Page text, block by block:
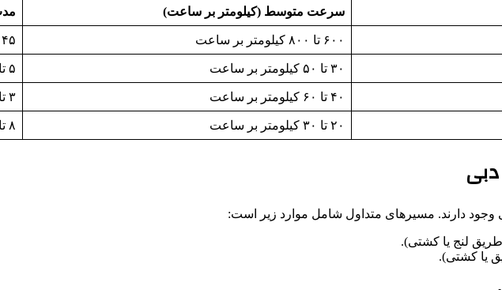
سرعت متوسط (کیلومتر بر ساعت)
۶۰۰ تا ۸۰۰ کیلومتر بر ساعت ۴۵ دقیقه تا ۱ ساعت.
۳۰ تا ۵۰ کیلومتر بر ساعت ۵ تا ۶ ساعت.
۴۰ تا ۶۰ کیلومتر بر ساعت ۳ تا ۵ ساعت.
۲۰ تا ۳۰ کیلومتر بر ساعت ۸ تا ۱۲ ساعت.
وجود دارند. مسیرهای متداول شامل موارد زیر است:
لنج یا کشتی).
یا کشتی).